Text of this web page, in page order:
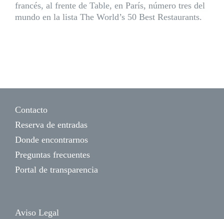
francés, al frente de Table, en París, número tres del
mundo en la lista The World’s 50 Best Restaurants.
Contacto
Reserva de entradas
Donde encontrarnos
Preguntas frecuentes
Portal de transparencia
Aviso Legal